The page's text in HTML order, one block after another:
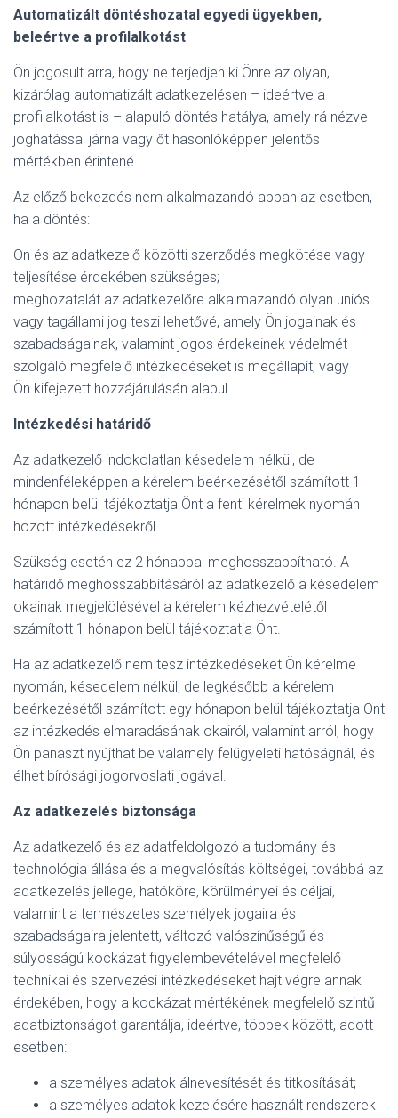
Automatizált döntéshozatal egyedi ügyekben,
beleértve a profilalkotást
Ön jogosult arra, hogy ne terjedjen ki Önre az olyan,
kizárólag automatizált adatkezelésen – ideértve a
profilalkotást is – alapuló döntés hatálya, amely rá nézve
joghatással járna vagy őt hasonlóképpen jelentős
mértékben érintené.
Az előző bekezdés nem alkalmazandó abban az esetben,
ha a döntés:
Ön és az adatkezelő közötti szerződés megkötése vagy
teljesítése érdekében szükséges;
meghozatalát az adatkezelőre alkalmazandó olyan uniós
vagy tagállami jog teszi lehetővé, amely Ön jogainak és
szabadságainak, valamint jogos érdekeinek védelmét
szolgáló megfelelő intézkedéseket is megállapít; vagy
Ön kifejezett hozzájárulásán alapul.
Intézkedési határidő
Az adatkezelő indokolatlan késedelem nélkül, de
mindenféleképpen a kérelem beérkezésétől számított 1
hónapon belül tájékoztatja Önt a fenti kérelmek nyomán
hozott intézkedésekről.
Szükség esetén ez 2 hónappal meghosszabbítható. A
határidő meghosszabbításáról az adatkezelő a késedelem
okainak megjelölésével a kérelem kézhezvételétől
számított 1 hónapon belül tájékoztatja Önt.
Ha az adatkezelő nem tesz intézkedéseket Ön kérelme
nyomán, késedelem nélkül, de legkésőbb a kérelem
beérkezésétől számított egy hónapon belül tájékoztatja Önt
az intézkedés elmaradásának okairól, valamint arról, hogy
Ön panaszt nyújthat be valamely felügyeleti hatóságnál, és
élhet bírósági jogorvoslati jogával.
Az adatkezelés biztonsága
Az adatkezelő és az adatfeldolgozó a tudomány és
technológia állása és a megvalósítás költségei, továbbá az
adatkezelés jellege, hatóköre, körülményei és céljai,
valamint a természetes személyek jogaira és
szabadságaira jelentett, változó valószínűségű és
súlyosságú kockázat figyelembevételével megfelelő
technikai és szervezési intézkedéseket hajt végre annak
érdekében, hogy a kockázat mértékének megfelelő szintű
adatbiztonságot garantálja, ideértve, többek között, adott
esetben:
a személyes adatok álnevesítését és titkosítását;
a személyes adatok kezelésére használt rendszerek